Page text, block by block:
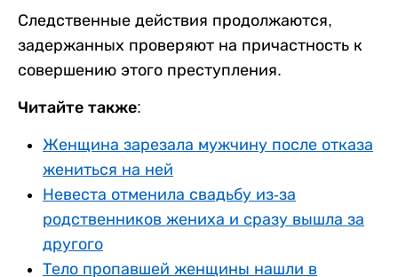
Следственные действия продолжаются,
задержанных проверяют на причастность к
совершению этого преступления.
Читайте также:
Женщина зарезала мужчину после отказа
жениться на ней
Невеста отменила свадьбу из-за
родственников жениха и сразу вышла за
другого
Тело пропавшей женщины нашли в